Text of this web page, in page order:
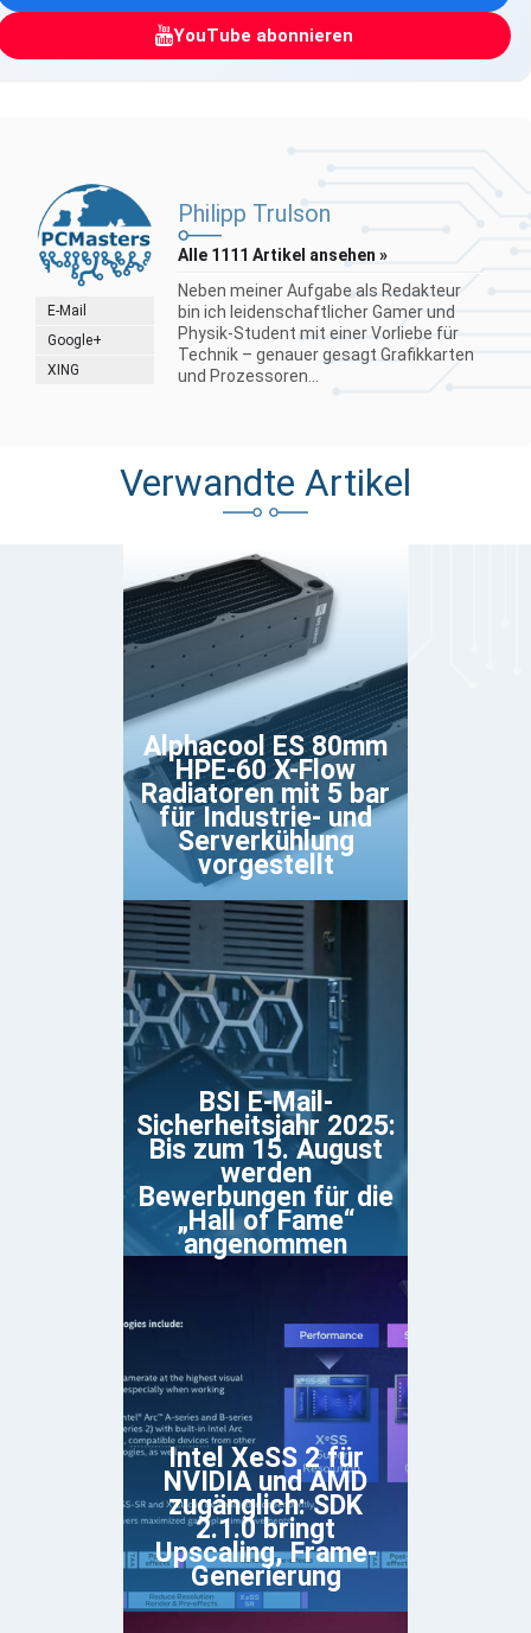
YouTube abonnieren
E-Mail
Google+
XING
Philipp Trulson
Alle 1111 Artikel ansehen »
Neben meiner Aufgabe als Redakteur
bin ich leidenschaftlicher Gamer und
Physik-Student mit einer Vorliebe für
Technik – genauer gesagt Grafikkarten
und Prozessoren...
Verwandte Artikel
Alphacool ES 80mm
HPE-60 X-Flow
Radiatoren mit 5 bar
für Industrie- und
Serverkühlung
vorgestellt
BSI E-Mail-
Sicherheitsjahr 2025:
Bis zum 15. August
werden
Bewerbungen für die
„Hall of Fame“
angenommen
Intel XeSS 2 für
NVIDIA und AMD
zugänglich: SDK
2.1.0 bringt
Upscaling, Frame-
Generierung